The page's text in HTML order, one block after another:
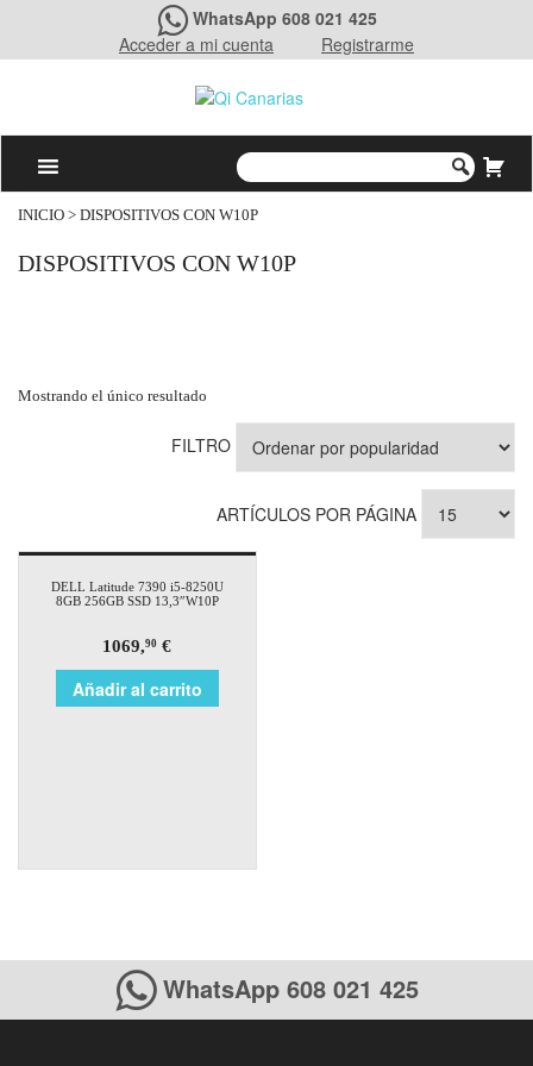
WhatsApp 608 021 425
Acceder a mi cuenta
Registrarme
INICIO > DISPOSITIVOS CON W10P
DISPOSITIVOS CON W10P
Mostrando el único resultado
FILTRO
ARTÍCULOS POR PÁGINA
DELL Latitude 7390 i5-8250U
8GB 256GB SSD 13,3″W10P
1069,90 €
Añadir al carrito
WhatsApp 608 021 425